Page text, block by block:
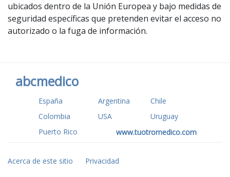
ubicados dentro de la Unión Europea y bajo medidas de
seguridad específicas que pretenden evitar el acceso no
autorizado o la fuga de información.
abcmedico
España Argentina
Chile
Colombia
USA
Uruguay
Puerto Rico
www.tuotromedico.com
Acerca de este sitio Privacidad